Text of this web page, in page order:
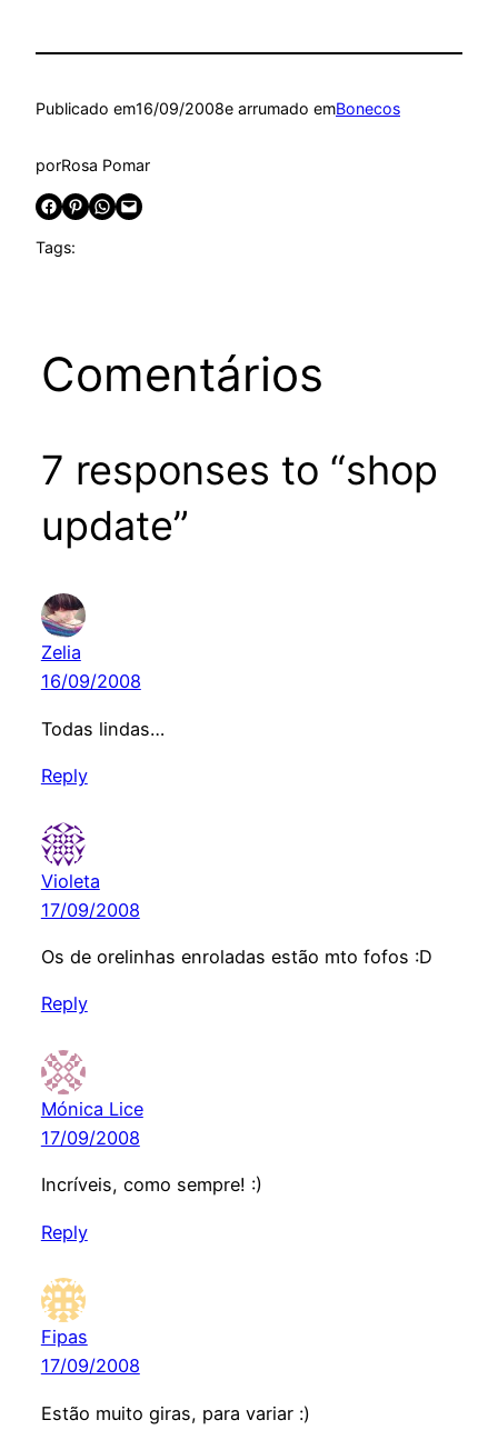
Publicado em16/09/2008e arrumado emBonecos
porRosa Pomar
Share on Facebook Share on Pinterest Share on WhatsApp Email this Page
Tags:
Comentários
7 responses to “shop
update”
Zelia
16/09/2008
Todas lindas…
Reply
Violeta
17/09/2008
Os de orelinhas enroladas estão mto fofos :D
Reply
Mónica Lice
17/09/2008
Incríveis, como sempre! :)
Reply
Fipas
17/09/2008
Estão muito giras, para variar :)